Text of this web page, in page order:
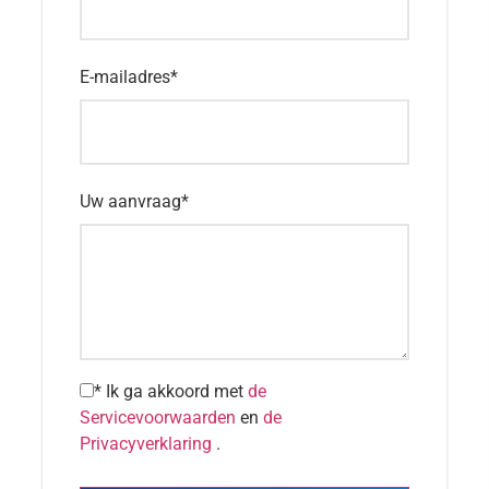
E-mailadres*
Uw aanvraag*
* Ik ga akkoord met de
Servicevoorwaarden en de
Privacyverklaring .
0/5 (0 Beoordeling)